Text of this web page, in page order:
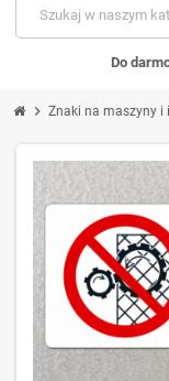
Do
chevron_right Znaki na maszyny i